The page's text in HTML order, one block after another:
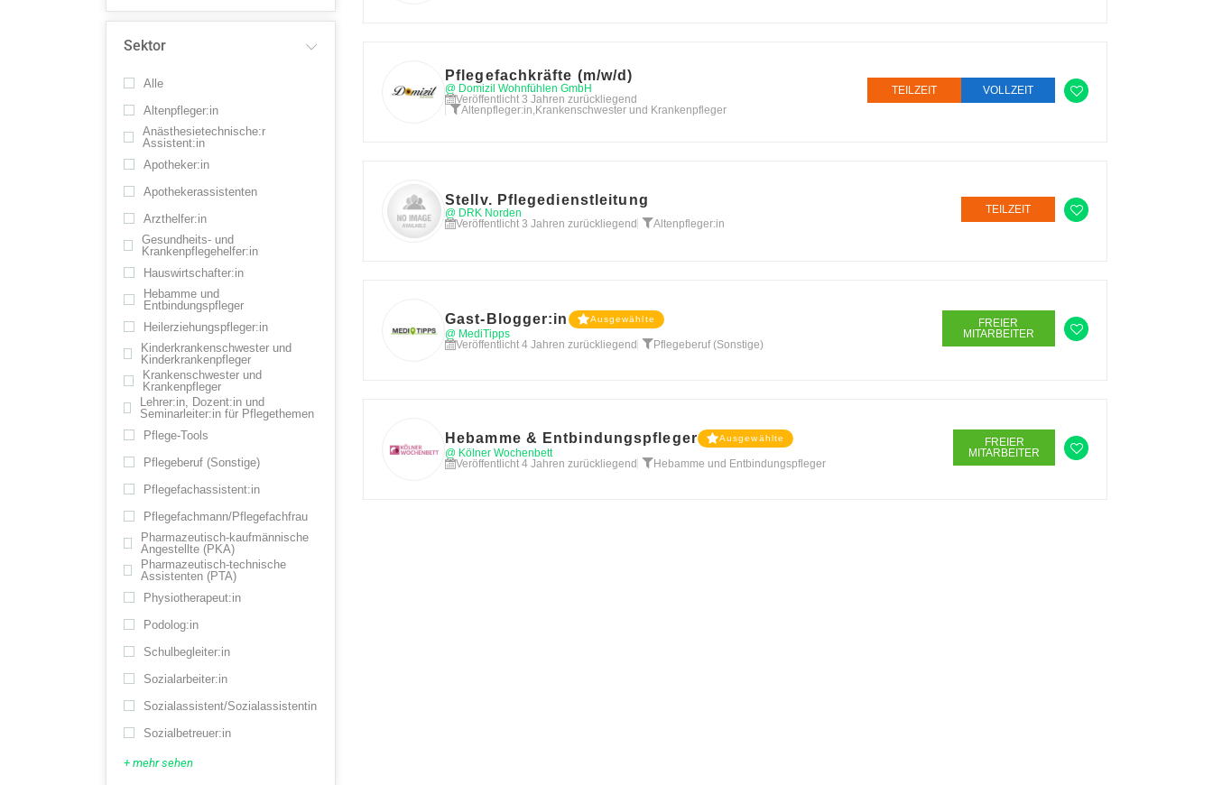
Sektor
Alle
Altenpfleger:in
Anästhesietechnische:r
Assistent:in
Apotheker:in
Apothekerassistenten
Arzthelfer:in
Gesundheits- und
Krankenpflegehelfer:in
Hauswirtschafter:in
Hebamme und
Entbindungspfleger
Heilerziehungspfleger:in
Kinderkrankenschwester und
Kinderkrankenpfleger
Krankenschwester und
Krankenpfleger
Lehrer:in, Dozent:in und
Seminarleiter:in für Pflegethemen
Pflege-Tools
Pflegeberuf (Sonstige)
Pflegefachassistent:in
Pflegefachmann/Pflegefachfrau
Pharmazeutisch-kaufmännische
Angestellte (PKA)
Pharmazeutisch-technische
Assistenten (PTA)
Physiotherapeut:in
Podolog:in
Schulbegleiter:in
Sozialarbeiter:in
Sozialassistent/Sozialassistentin
Sozialbetreuer:in
+ mehr sehen
Pflegefachkräfte (m/w/d)
@ Domizil Wohnfühlen GmbH
Veröffentlicht 3 Jahren zurückliegend
Altenpfleger:in,Krankenschwester und Krankenpfleger
TEILZEIT VOLLZEIT
Stellv. Pflegedienstleitung
@ DRK Norden
Veröffentlicht 3 Jahren zurückliegend
Altenpfleger:in
TEILZEIT
Gast-Blogger:in Ausgewählte
@ MediTipps
Veröffentlicht 4 Jahren zurückliegend
Pflegeberuf (Sonstige)
FREIER
MITARBEITER
Hebamme & Entbindungspfleger Ausgewählte
@ Kölner Wochenbett
Veröffentlicht 4 Jahren zurückliegend
Hebamme und Entbindungspfleger
FREIER
MITARBEITER